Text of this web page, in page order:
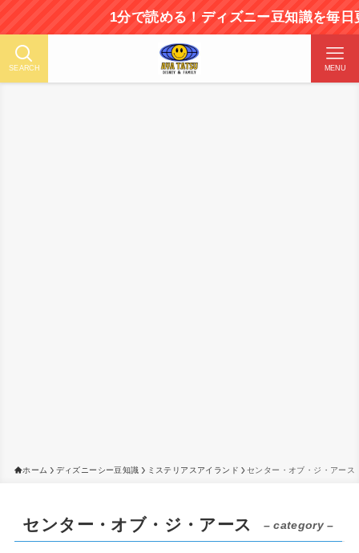
1分で読める！ディズニー豆知識を毎日更新中！
SEARCH MENU
ホーム ディズニーシー豆知識 ミステリアスアイランド センター・オブ・ジ・アース
センター・オブ・ジ・アース – category –